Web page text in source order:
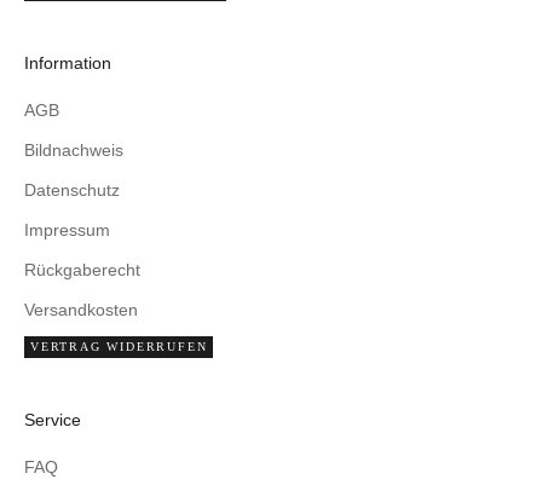
Information
AGB
Bildnachweis
Datenschutz
Impressum
Rückgaberecht
Versandkosten
VERTRAG WIDERRUFEN
Service
FAQ